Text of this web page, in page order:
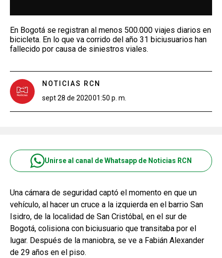
En Bogotá se registran al menos 500.000 viajes diarios en
bicicleta. En lo que va corrido del año 31 biciusuarios han
fallecido por causa de siniestros viales.
NOTICIAS RCN
sept 28 de 202001:50 p. m.
Unirse al canal de Whatsapp de Noticias RCN
Una cámara de seguridad captó el momento en que un
vehículo, al hacer un cruce a la izquierda en el barrio San
Isidro, de la localidad de San Cristóbal, en el sur de
Bogotá, colisiona con biciusuario que transitaba por el
lugar. Después de la maniobra, se ve a Fabián Alexander
de 29 años en el piso.